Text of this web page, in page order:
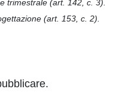
trimestrale (art. 142, c. 3).
(art. 153, c. 2).